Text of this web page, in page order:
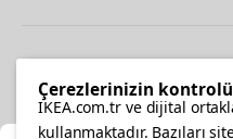
Çerezlerinizin
IKEA.com.tr ve dijital
kullanmaktadır. Bazıları